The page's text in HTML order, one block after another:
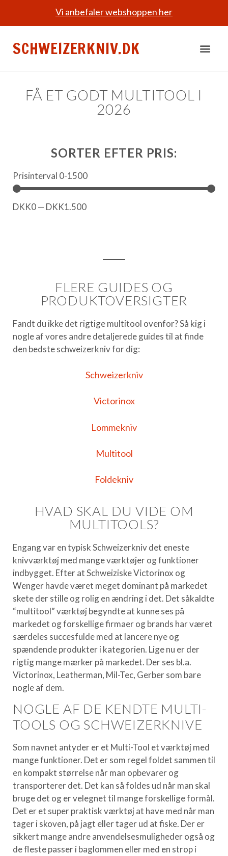
Vi anbefaler webshoppen her
SCHWEIZERKNIV.DK
FÅ ET GODT MULTITOOL I
2026
SORTER EFTER PRIS:
Prisinterval 0-1500
DKK0— DKK1.500
FLERE GUIDES OG
PRODUKTOVERSIGTER
Fandt du ikke det rigtigemultitool ovenfor? Så kig i
nogle af vores andre detaljerede guides til at finde
den bedsteschweizerknivfor dig:
Schweizerkniv
Victorinox
Lommekniv
Multitool
Foldekniv
HVAD SKAL DU VIDE OM
MULTITOOLS?
Engang var en typisk Schweizerkniv det eneste
knivværktøj med mange værktøjer og funktioner
indbygget. Efter at Schweiziske Victorinox og
Wenger havde været meget dominant på markedet
skete der stille og rolig en ændring i det. Det såkaldte
“multitool” værktøj begyndte at kunne ses på
markedet og forskellige firmaer og brands har været
særdeles succesfulde med at lancere nye og
spændende produkter i kategorien. Lige nu er der
rigtig mange mærker på markedet. Der ses bl.a.
Victorinox, Leatherman, Mil-Tec, Gerber som bare
nogle af dem.
NOGLE AF DE KENDTE MULTI-
TOOLS OG SCHWEIZERKNIVE
Som navnet antyder er et Multi-Tool et værktøj med
mange funktioner. Det er som regel foldet sammen til
en kompakt størrelse når man opbevarer og
transporterer det. Det kan så foldes ud når man skal
bruge det og er velegnet til mange forskellige formål.
Det er et super praktisk værktøj at have med når man
tager i skoven, på jagt eller tager ud at fiske. Der er
sikkert mange andre anvendelsesmuligheder også og
de fleste passer i baglommen eller med en strop i